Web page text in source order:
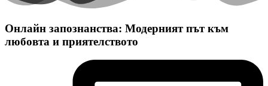
Онлайн запознанства: Модерният път към
любовта и приятелството